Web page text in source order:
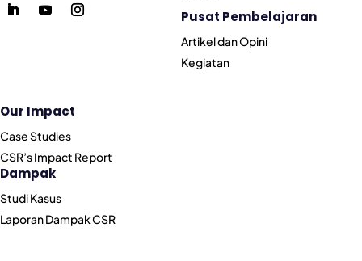
Pusat Pembelajaran
Artikel dan Opini
Kegiatan
Our Impact
Case Studies
CSR’s Impact Report
Dampak
Studi Kasus
Laporan Dampak CSR